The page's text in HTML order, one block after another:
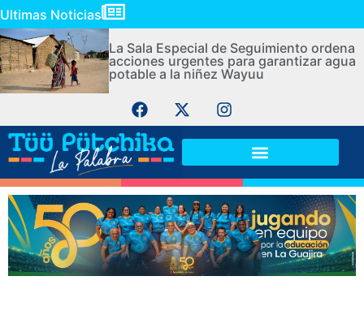
Ultimas Noticias
La Sala Especial de Seguimiento ordena
acciones urgentes para garantizar agua
potable a la niñez Wayuu